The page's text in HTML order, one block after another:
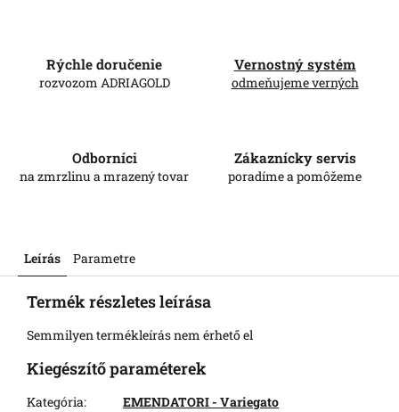
Rýchle doručenie
rozvozom ADRIAGOLD
Vernostný systém
odmeňujeme verných
Odborníci
na zmrzlinu a mrazený tovar
Zákaznícky servis
poradíme a pomôžeme
Leírás Parametre
Termék részletes leírása
Semmilyen termékleírás nem érhető el
Kiegészítő paraméterek
Kategória:
EMENDATORI - Variegato